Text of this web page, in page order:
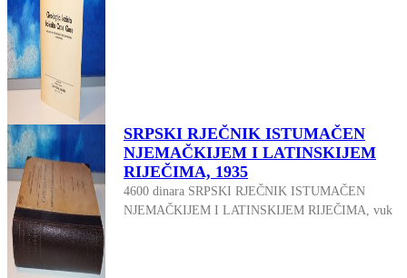
SRPSKI RJEČNIK ISTUMAČEN
NJEMAČKIJEM I LATINSKIJEM
RIJEČIMA, 1935
4600 dinara SRPSKI RJEČNIK ISTUMAČEN
NJEMAČKIJEM I LATINSKIJEM RIJEČIMA, vuk